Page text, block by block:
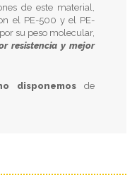
de este material,
el PE-500 y el PE-
su peso molecular,
resistencia y mejor
disponemos de